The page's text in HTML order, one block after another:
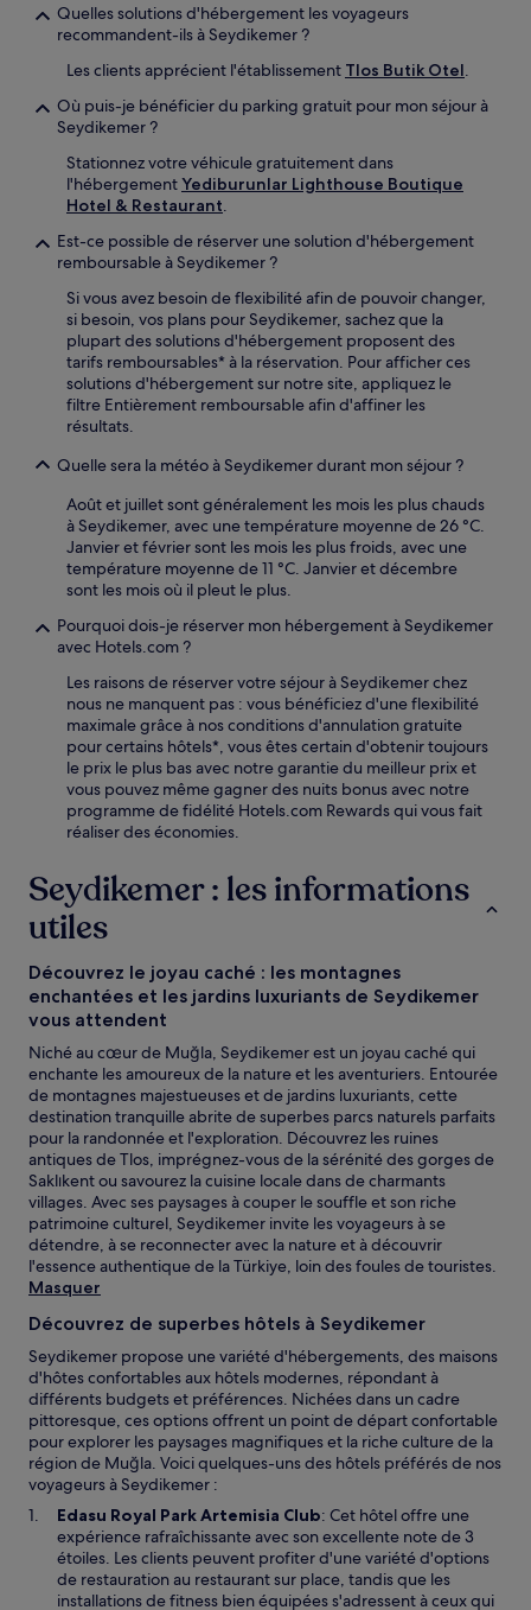
Quelles solutions d'hébergement les voyageurs
recommandent-ils à Seydikemer ?
Les clients apprécient l'établissement Tlos Butik Otel.
Où puis-je bénéficier du parking gratuit pour mon séjour à
Seydikemer ?
Stationnez votre véhicule gratuitement dans
l'hébergementYediburunlar Lighthouse Boutique
Hotel & Restaurant.
Est-ce possible de réserver une solution d'hébergement
remboursable à Seydikemer ?
Si vous avez besoin de flexibilité afin de pouvoir changer,
si besoin, vos plans pour Seydikemer, sachez que la
plupart des solutions d'hébergement proposent des
tarifs remboursables* à la réservation. Pour afficher ces
solutions d'hébergement sur notre site, appliquez le
filtre Entièrement remboursable afin d'affiner les
résultats.
Quelle sera la météo à Seydikemer durant mon séjour ?
Août et juillet sont généralement les mois les plus chauds
à Seydikemer, avec une température moyenne de 26 °C.
Janvier et février sont les mois les plus froids, avec une
température moyenne de 11 °C. Janvier et décembre
sont les mois où il pleut le plus.
Pourquoi dois-je réserver mon hébergement à Seydikemer
avec Hotels.com ?
Les raisons de réserver votre séjour à Seydikemer chez
nous ne manquent pas : vous bénéficiez d'une flexibilité
maximale grâce à nos conditions d'annulation gratuite
pour certains hôtels*, vous êtes certain d'obtenir toujours
le prix le plus bas avec notre garantie du meilleur prix et
vous pouvez même gagner des nuits bonus avec notre
programme de fidélité Hotels.com Rewards qui vous fait
réaliser des économies.
Seydikemer : les informations
utiles
Découvrez le joyau caché : les montagnes
enchantées et les jardins luxuriants de Seydikemer
vous attendent
Niché au cœur de Muğla, Seydikemer est un joyau caché qui
enchante les amoureux de la nature et les aventuriers. Entourée
de montagnes majestueuses et de jardins luxuriants, cette
destination tranquille abrite de superbes parcs naturels parfaits
pour la randonnée et l'exploration. Découvrez les ruines
antiques de Tlos, imprégnez-vous de la sérénité des gorges de
Saklıkent ou savourez la cuisine locale dans de charmants
villages. Avec ses paysages à couper le souffle et son riche
patrimoine culturel, Seydikemer invite les voyageurs à se
détendre, à se reconnecter avec la nature et à découvrir
l'essence authentique de la Türkiye, loin des foules de touristes.
Masquer
Découvrez de superbes hôtels à Seydikemer
Seydikemer propose une variété d'hébergements, des maisons
d'hôtes confortables aux hôtels modernes, répondant à
différents budgets et préférences. Nichées dans un cadre
pittoresque, ces options offrent un point de départ confortable
pour explorer les paysages magnifiques et la riche culture de la
région de Muğla. Voici quelques-uns des hôtels préférés de nos
voyageurs à Seydikemer :
Edasu Royal Park Artemisia Club: Cet hôtel offre une
expérience rafraîchissante avec son excellente note de 3
étoiles. Les clients peuvent profiter d'une variété d'options
de restauration au restaurant sur place, tandis que les
installations de fitness bien équipées s'adressent à ceux qui